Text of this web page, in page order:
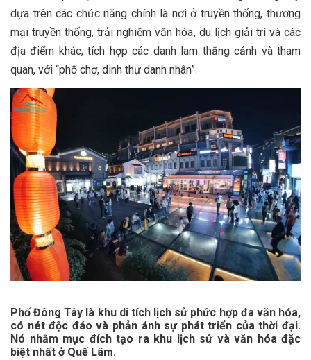
dựa trên các chức năng chính là nơi ở truyền thống, thương
mại truyền thống, trải nghiệm văn hóa, du lịch giải trí và các
địa điểm khác, tích hợp các danh lam thắng cảnh và tham
quan, với “phố chợ, dinh thự danh nhân”.
Phố Đông Tây là khu di tích lịch sử phức hợp đa văn hóa,
có nét độc đáo và phản ánh sự phát triển của thời đại.
Nó nhằm mục đích tạo ra khu lịch sử và văn hóa đặc
biệt nhất ở Quế Lâm.